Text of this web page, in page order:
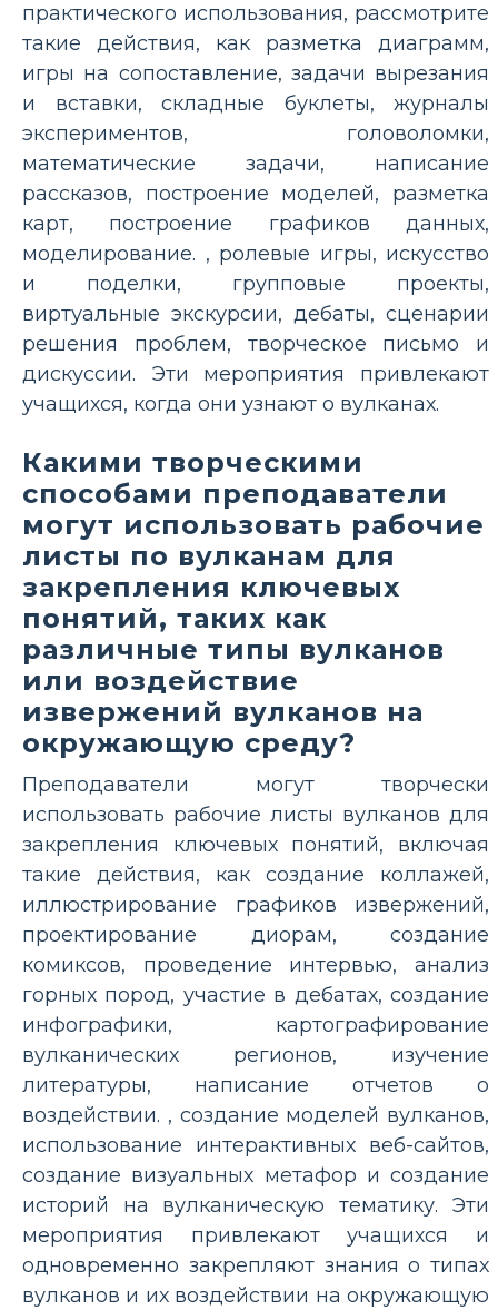
практического использования, рассмотрите
такие действия, как разметка диаграмм,
игры на сопоставление, задачи вырезания
и вставки, складные буклеты, журналы
экспериментов, головоломки,
математические задачи, написание
рассказов, построение моделей, разметка
карт, построение графиков данных,
моделирование. , ролевые игры, искусство
и поделки, групповые проекты,
виртуальные экскурсии, дебаты, сценарии
решения проблем, творческое письмо и
дискуссии. Эти мероприятия привлекают
учащихся, когда они узнают о вулканах.
Какими творческими
способами преподаватели
могут использовать рабочие
листы по вулканам для
закрепления ключевых
понятий, таких как
различные типы вулканов
или воздействие
извержений вулканов на
окружающую среду?
Преподаватели могут творчески
использовать рабочие листы вулканов для
закрепления ключевых понятий, включая
такие действия, как создание коллажей,
иллюстрирование графиков извержений,
проектирование диорам, создание
комиксов, проведение интервью, анализ
горных пород, участие в дебатах, создание
инфографики, картографирование
вулканических регионов, изучение
литературы, написание отчетов о
воздействии. , создание моделей вулканов,
использование интерактивных веб-сайтов,
создание визуальных метафор и создание
историй на вулканическую тематику. Эти
мероприятия привлекают учащихся и
одновременно закрепляют знания о типах
вулканов и их воздействии на окружающую